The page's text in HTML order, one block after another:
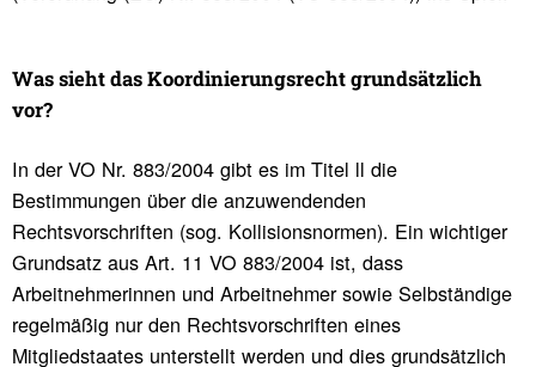
Was sieht das Koor­di­nie­rungs­recht grund­sätz­lich
vor?
In der VO Nr. 883/2004 gibt es im Titel ll die
Bestimmungen über die anzuwendenden
Rechtsvorschriften (sog. Kollisionsnormen). Ein wichtiger
Grundsatz aus Art. 11 VO 883/2004 ist, dass
Arbeitnehmerinnen und Arbeitnehmer sowie Selbständige
regelmäßig nur den Rechtsvorschriften eines
Mitgliedstaates unterstellt werden und dies grundsätzlich